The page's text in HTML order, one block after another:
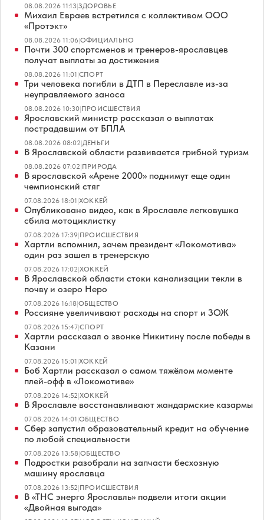
08.08.2026 11:13|ЗДОРОВЬЕ
Михаил Евраев встретился с коллективом ООО
«Протэкт»
08.08.2026 11:06|ОФИЦИАЛЬНО
Почти 300 спортсменов и тренеров-ярославцев
получат выплаты за достижения
08.08.2026 11:01|СПОРТ
Три человека погибли в ДТП в Переславле из-за
неуправляемого заноса
08.08.2026 10:30|ПРОИСШЕСТВИЯ
Ярославский министр рассказал о выплатах
пострадавшим от БПЛА
08.08.2026 08:02|ДЕНЬГИ
В Ярославской области развивается грибной туризм
08.08.2026 07:02|ПРИРОДА
В ярославской «Арене 2000» поднимут еще один
чемпионский стяг
07.08.2026 18:01|ХОККЕЙ
Опубликовано видео, как в Ярославле легковушка
сбила мотоциклистку
07.08.2026 17:39|ПРОИСШЕСТВИЯ
Хартли вспомнил, зачем президент «Локомотива»
один раз зашел в тренерскую
07.08.2026 17:02|ХОККЕЙ
В Ярославской области стоки канализации текли в
почву и озеро Неро
07.08.2026 16:18|ОБЩЕСТВО
Россияне увеличивают расходы на спорт и ЗОЖ
07.08.2026 15:47|СПОРТ
Хартли рассказал о звонке Никитину после победы в
Казани
07.08.2026 15:01|ХОККЕЙ
Боб Хартли рассказал о самом тяжёлом моменте
плей-офф в «Локомотиве»
07.08.2026 14:52|ХОККЕЙ
В Ярославле восстанавливают жандармские казармы
07.08.2026 14:01|ОБЩЕСТВО
Сбер запустил образовательный кредит на обучение
по любой специальности
07.08.2026 13:58|ОБЩЕСТВО
Подростки разобрали на запчасти бесхозную
машину ярославца
07.08.2026 13:52|ПРОИСШЕСТВИЯ
В «ТНС энерго Ярославль» подвели итоги акции
«Двойная выгода»